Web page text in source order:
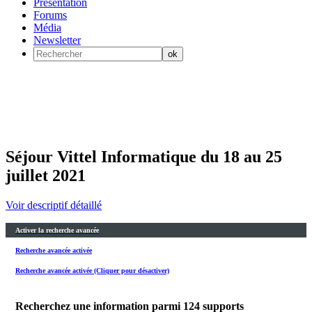
Présentation
Forums
Média
Newsletter
Séjour Vittel Informatique du 18 au 25
juillet 2021
Voir descriptif détaillé
Activer la recherche avancée
Recherche avancée activée
Recherche avancée activée (Cliquer pour désactiver)
Recherchez une information parmi 124 supports